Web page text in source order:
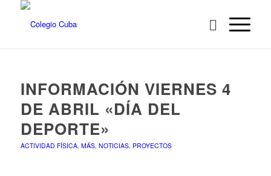
INFORMACIÓN VIERNES 4
DE ABRIL «DÍA DEL
DEPORTE»
ACTIVIDAD FÍSICA, MÁS, NOTICIAS, PROYECTOS